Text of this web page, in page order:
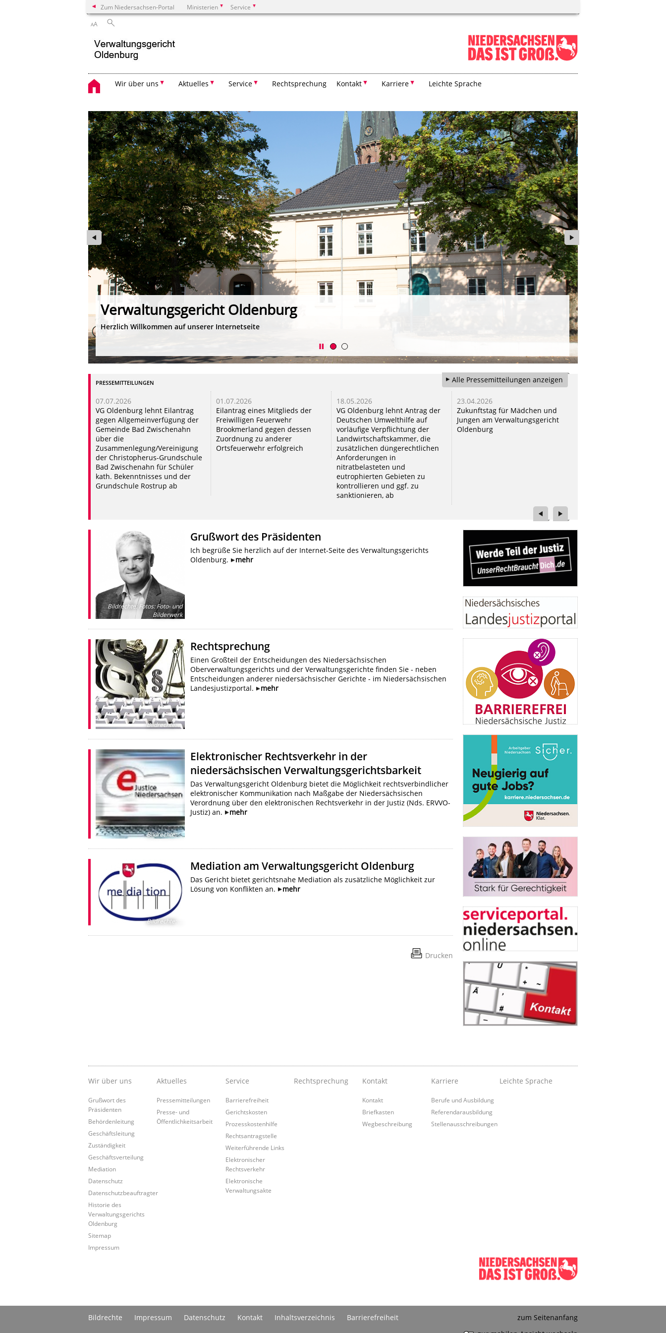
Zum Niedersachsen-Portal Ministerien Service
AA
Wir über uns Aktuelles Service Rechtsprechung Kontakt Karriere Leichte Sprache
Verwaltungsgericht Oldenburg
Herzlich Willkommen auf unserer Internetseite
Alle Pressemitteilungen anzeigen
PRESSEMITTEILUNGEN
07.07.2026
VG Oldenburg lehnt Eilantrag
gegen Allgemeinverfügung der
Gemeinde Bad Zwischenahn
über die
Zusammenlegung/Vereinigung
der Christopherus-Grundschule
Bad Zwischenahn für Schüler
kath. Bekenntnisses und der
Grundschule Rostrup ab
01.07.2026
Eilantrag eines Mitglieds der
Freiwilligen Feuerwehr
Brookmerland gegen dessen
Zuordnung zu anderer
Ortsfeuerwehr erfolgreich
18.05.2026
VG Oldenburg lehnt Antrag der
Deutschen Umwelthilfe auf
vorläufige Verpflichtung der
Landwirtschaftskammer, die
zusätzlichen düngerechtlichen
Anforderungen in
nitratbelasteten und
eutrophierten Gebieten zu
kontrollieren und ggf. zu
sanktionieren, ab
23.04.2026
Zukunftstag für Mädchen und
Jungen am Verwaltungsgericht
Oldenburg
Bildrechte:Fotos: Foto- und
Bilderwerk
Grußwort des Präsidenten
Ich begrüße Sie herzlich auf der Internet-Seite des Verwaltungsgerichts
Oldenburg.
mehr
Bildrechte:...
Rechtsprechung
Einen Großteil der Entscheidungen des Niedersächsischen
Oberverwaltungsgerichts und der Verwaltungsgerichte finden Sie - neben
Entscheidungen anderer niedersächsischer Gerichte - im Niedersächsischen
Landesjustizportal.
mehr
Bildrechte:...
Elektronischer Rechtsverkehr in der
niedersächsischen Verwaltungsgerichtsbarkeit
Das Verwaltungsgericht Oldenburg bietet die Möglichkeit rechtsverbindlicher
elektronischer Kommunikation nach Maßgabe der Niedersächsischen
Verordnung über den elektronischen Rechtsverkehr in der Justiz (Nds. ERVVO-
Justiz) an.
mehr
Bildrechte
Mediation am Verwaltungsgericht Oldenburg
Das Gericht bietet gerichtsnahe Mediation als zusätzliche Möglichkeit zur
Lösung von Konflikten an.
mehr
Drucken
Wir über uns
Grußwort des
Präsidenten
Behördenleitung
Geschäftsleitung
Zuständigkeit
Geschäftsverteilung
Mediation
Datenschutz
Datenschutzbeauftragter
Historie des
Verwaltungsgerichts
Oldenburg
Sitemap
Impressum
Aktuelles
Pressemitteilungen
Presse- und
Öffentlichkeitsarbeit
Service
Barrierefreiheit
Gerichtskosten
Prozesskostenhilfe
Rechtsantragstelle
Weiterführende Links
Elektronischer
Rechtsverkehr
Elektronische
Verwaltungsakte
Rechtsprechung Kontakt
Kontakt
Briefkasten
Wegbeschreibung
Karriere
Berufe und Ausbildung
Referendarausbildung
Stellenausschreibungen
Leichte Sprache
Bildrechte Impressum Datenschutz Kontakt Inhaltsverzeichnis Barrierefreiheit
zum Seitenanfang